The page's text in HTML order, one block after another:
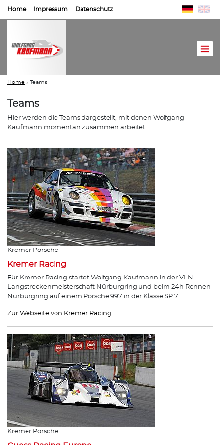
Home Impressum Datenschutz
Home » Teams
Teams
Hier werden die Teams dargestellt, mit denen Wolfgang
Kaufmann momentan zusammen arbeitet.
Kremer Porsche
Kremer Racing
Für Kremer Racing startet Wolfgang Kaufmann in der VLN
Langstreckenmeisterschaft Nürburgring und beim 24h Rennen
Nürburgring auf einem Porsche 997 in der Klasse SP 7.
Zur Webseite von Kremer Racing
Kremer Porsche